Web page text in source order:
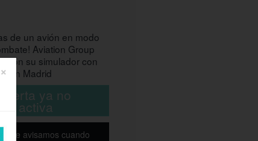
de un avión en modo
Aviation Group
su simulador con
en Madrid
oferta ya no
está activa
y te avisamos cuando
×